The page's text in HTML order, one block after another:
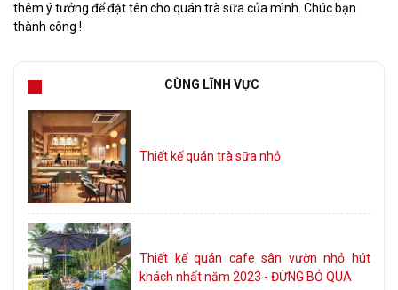
thêm ý tưởng để đặt tên cho quán trà sữa của mình. Chúc bạn
thành công !
CÙNG LĨNH VỰC
Thiết kế quán trà sữa nhỏ
Thiết kế quán cafe sân vườn nhỏ hút
khách nhất năm 2023 - ĐỪNG BỎ QUA